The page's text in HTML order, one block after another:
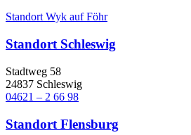
Standort Wyk auf Föhr
Standort Schleswig
Stadtweg 58
24837 Schleswig
04621 – 2 66 98
Standort Flensburg